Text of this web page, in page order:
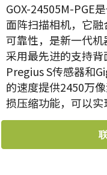
GOX-24505M-PGE
面阵扫描相机，它
可靠性，是新一代
采用最先进的支持
Pregius S传感器和
的速度提供2450万
损压缩功能，可以实